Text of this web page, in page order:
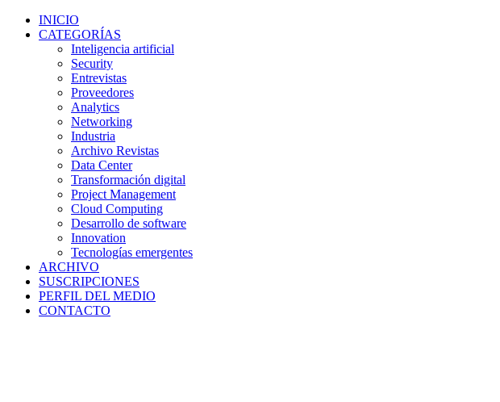
INICIO
CATEGORÍAS
Inteligencia artificial
Security
Entrevistas
Proveedores
Analytics
Networking
Industria
Archivo Revistas
Data Center
Transformación digital
Project Management
Cloud Computing
Desarrollo de software
Innovation
Tecnologías emergentes
ARCHIVO
SUSCRIPCIONES
PERFIL DEL MEDIO
CONTACTO